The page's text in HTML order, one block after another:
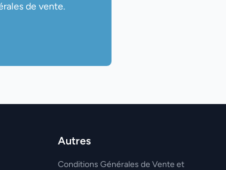
de vente.
Autres
Conditions Générales de Vente et